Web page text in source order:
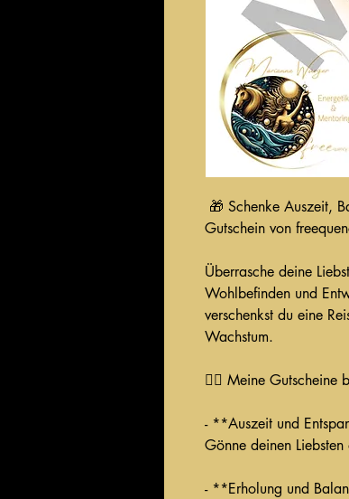
🎁 Schenke Auszeit,
Gutschein von
Überrasche deine
Wohlbefinden und
verschenkst du eine
Wachstum.
💆‍♂️ Meine Gutscheine
- **Auszeit und
Gönne deinen
- **Erholung und